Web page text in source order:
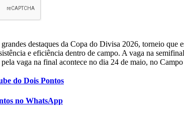
destaques da Copa do Divisa 2026, torneio
e eficiência dentro de campo. A vaga na
vaga na final acontece no dia 24 de maio, no
do Dois Pontos
no WhatsApp